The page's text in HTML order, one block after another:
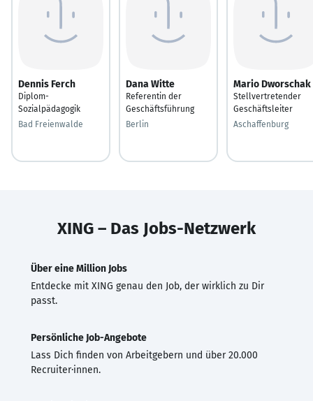
Dennis Ferch
Diplom-
Sozialpädagogik
Bad Freienwalde
Dana Witte
Referentin der
Geschäftsführung
Berlin
Mario Dworschak
Stellvertretender
Geschäftsleiter
Aschaffenburg
XING – Das Jobs-Netzwerk
Über eine Million Jobs
Entdecke mit XING genau den Job, der wirklich zu Dir
passt.
Persönliche Job-Angebote
Lass Dich finden von Arbeitgebern und über 20.000
Recruiter·innen.